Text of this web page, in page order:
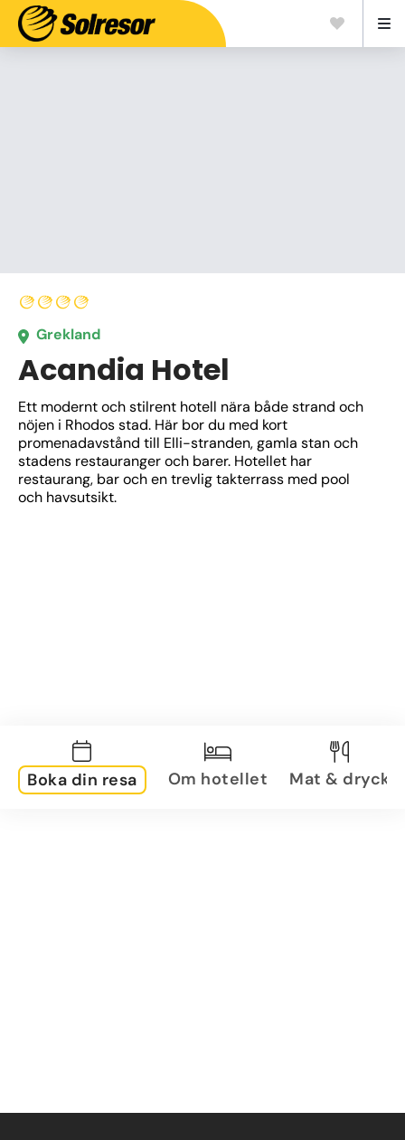
Grekland
Acandia Hotel
Ett modernt och stilrent hotell nära både strand och
nöjen i Rhodos stad. Här bor du med kort
promenadavstånd till Elli-stranden, gamla stan och
stadens restauranger och barer. Hotellet har
restaurang, bar och en trevlig takterrass med pool
och havsutsikt.
Boka din resa Om hotellet Mat & dryck